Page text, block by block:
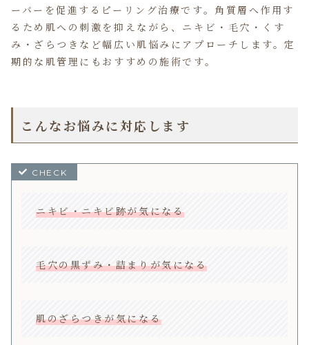
ーバーを促進するピーリング治療です。角質層へ作用す
るため肌への刺激を抑えながら、ニキビ・毛穴・くす
み・ざらつきなど幅広い肌悩みにアプローチします。定
期的な肌管理にもおすすめの施術です。
こんなお悩みに対応します
ニキビ・ニキビ跡が気になる
毛穴の黒ずみ・詰まりが気になる
肌のざらつきが気になる